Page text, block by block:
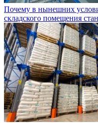
Почему в нынешних
складского помещения